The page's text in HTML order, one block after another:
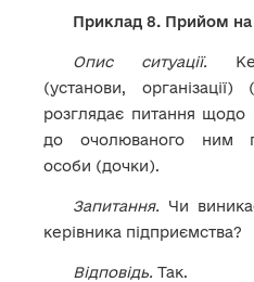
Приклад 8. Прийом на
Опис ситуації.
(установи,
розглядає питання щодо
до очолюваного ним
особи (дочки).
Запитання.Чи
керівника підприємства?
Відповідь. Так.